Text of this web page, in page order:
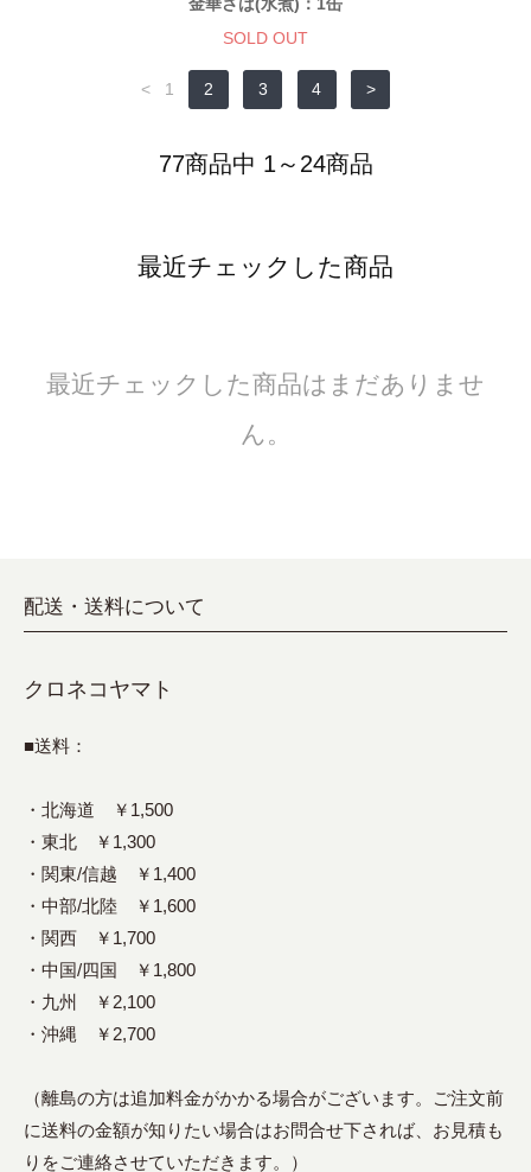
SOLD OUT
< 1 2 3 4 >
77商品中 1～24商品
最近チェックした商品
最近チェックした商品はまだありませ
ん。
配送・送料について
クロネコヤマト
■送料：
・北海道 ￥1,500
・東北 ￥1,300
・関東/信越 ￥1,400
・中部/北陸 ￥1,600
・関西 ￥1,700
・中国/四国 ￥1,800
・九州 ￥2,100
・沖縄 ￥2,700
（離島の方は追加料金がかかる場合がございます。ご注文前
に送料の金額が知りたい場合はお問合せ下されば、お見積も
りをご連絡させていただきます。）